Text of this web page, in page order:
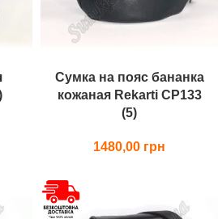
Сумка на пояс бананка
кожаная Rekarti СР133
(5)
1480,00